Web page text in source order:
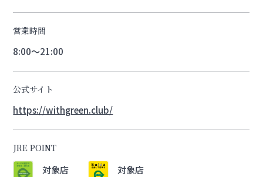
営業時間
8:00～21:00
公式サイト
https://withgreen.club/
JRE POINT
対象店 対象店